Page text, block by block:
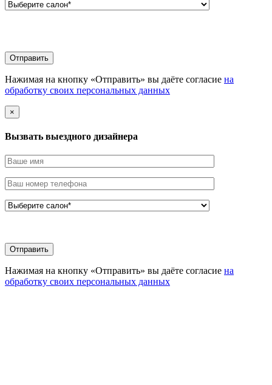
Нажимая на кнопку «Отправить» вы даёте согласие на
обработку своих персональных данных
×
Вызвать выездного дизайнера
Нажимая на кнопку «Отправить» вы даёте согласие на
обработку своих персональных данных